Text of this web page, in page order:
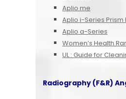
Aplio me
Aplio i-Series Prism
Aplio a-Series
Women’s Health
UL : Guide for
Radiography (F&R)